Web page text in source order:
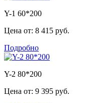
Y-1 60*200
Цена от: 8 415 руб.
Подробно
Y-2 80*200
Цена от: 9 395 руб.